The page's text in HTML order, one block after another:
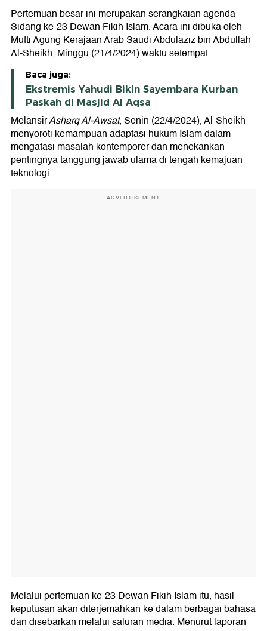
Pertemuan besar ini merupakan serangkaian agenda
Sidang ke-23 Dewan Fikih Islam. Acara ini dibuka oleh
Mufti Agung Kerajaan Arab Saudi Abdulaziz bin Abdullah
Al-Sheikh, Minggu (21/4/2024) waktu setempat.
Baca juga:
Ekstremis Yahudi Bikin Sayembara Kurban
Paskah di Masjid Al Aqsa
MelansirAsharq Al-Awsat, Senin (22/4/2024), Al-Sheikh
menyoroti kemampuan adaptasi hukum Islam dalam
mengatasi masalah kontemporer dan menekankan
pentingnya tanggung jawab ulama di tengah kemajuan
teknologi.
ADVERTISEMENT
Melalui pertemuan ke-23 Dewan Fikih Islam itu, hasil
keputusan akan diterjemahkan ke dalam berbagai bahasa
dan disebarkan melalui saluran media. Menurut laporan